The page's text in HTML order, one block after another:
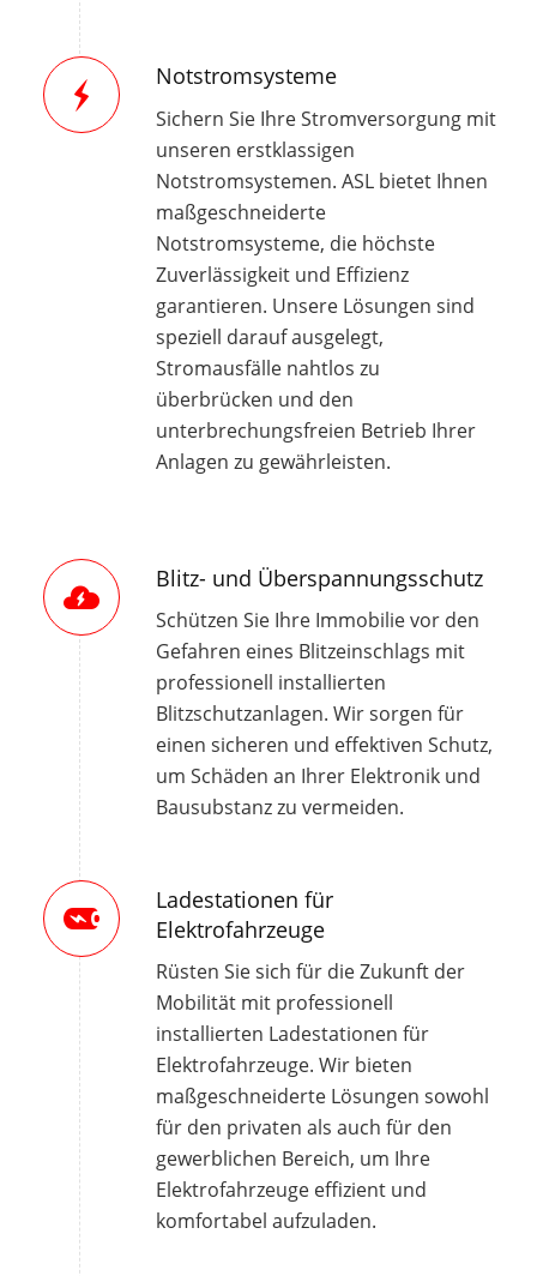
Notstromsysteme
Sichern Sie Ihre Stromversorgung mit
unseren erstklassigen
Notstromsystemen. ASL bietet Ihnen
maßgeschneiderte
Notstromsysteme, die höchste
Zuverlässigkeit und Effizienz
garantieren. Unsere Lösungen sind
speziell darauf ausgelegt,
Stromausfälle nahtlos zu
überbrücken und den
unterbrechungsfreien Betrieb Ihrer
Anlagen zu gewährleisten.
Blitz- und Überspannungsschutz
Schützen Sie Ihre Immobilie vor den
Gefahren eines Blitzeinschlags mit
professionell installierten
Blitzschutzanlagen. Wir sorgen für
einen sicheren und effektiven Schutz,
um Schäden an Ihrer Elektronik und
Bausubstanz zu vermeiden.
Ladestationen für
Elektrofahrzeuge
Rüsten Sie sich für die Zukunft der
Mobilität mit professionell
installierten Ladestationen für
Elektrofahrzeuge. Wir bieten
maßgeschneiderte Lösungen sowohl
für den privaten als auch für den
gewerblichen Bereich, um Ihre
Elektrofahrzeuge effizient und
komfortabel aufzuladen.